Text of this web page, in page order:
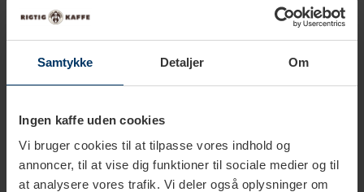
Samtykke Detaljer Om
Ingen kaffe uden cookies
Vi bruger cookies til at tilpasse vores indhold og
annoncer, til at vise dig funktioner til sociale medier og til
at analysere vores trafik. Vi deler også oplysninger om
Er kaffe vanddrivende?
Koffein kan have en forbigående vanddrivende effekt, som
Ved dagligt koffeinforbrug er koffein ikke vanddrivende. Den
vanddrivende effekt er så lille, at kaffe indgår i
væskeregnskabet, på lig fod med vand. Selv hos